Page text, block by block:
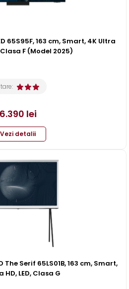
65S95F, 163 cm, Smart, 4K Ultra
Clasa F (Model 2025)
6.390 lei
Vezi detalii
The Serif 65LS01B, 163 cm, Smart,
HD, LED, Clasa G